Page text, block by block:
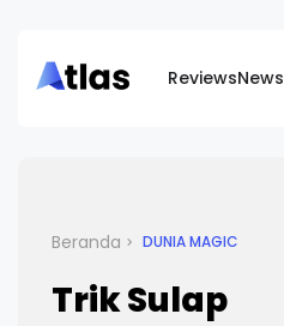
ReviewsNews
Beranda DUNIA MAGIC
Trik Sulap